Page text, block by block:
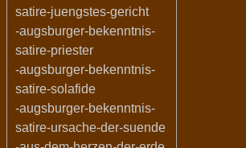
satire-juengstes-gericht
-augsburger-bekenntnis-
satire-priester
-augsburger-bekenntnis-
satire-solafide
-augsburger-bekenntnis-
satire-ursache-der-suende